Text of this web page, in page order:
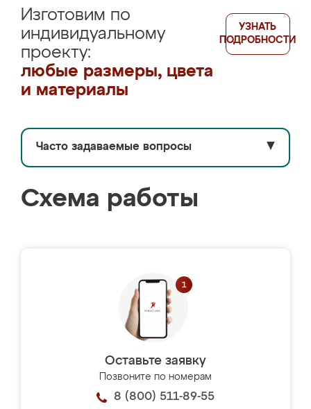
Изготовим по
индивидуальному
проекту:
любые размеры, цвета
и материалы
УЗНАТЬ
ПОДРОБНОСТИ
Часто задаваемые вопросы ▼
Схема работы
Оставьте заявку
Позвоните по номерам
8 (800) 511-89-55